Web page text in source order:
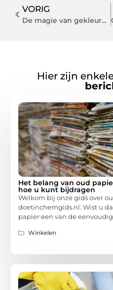
VORIG
De magie van gekleurd glas in jouw interieur
Hier zijn
Het belang van oud
hoe u kunt bijdragen
Welkom bij onze gids over
doetinchemgids.nl. Wist u
papier een van de
Winkelen